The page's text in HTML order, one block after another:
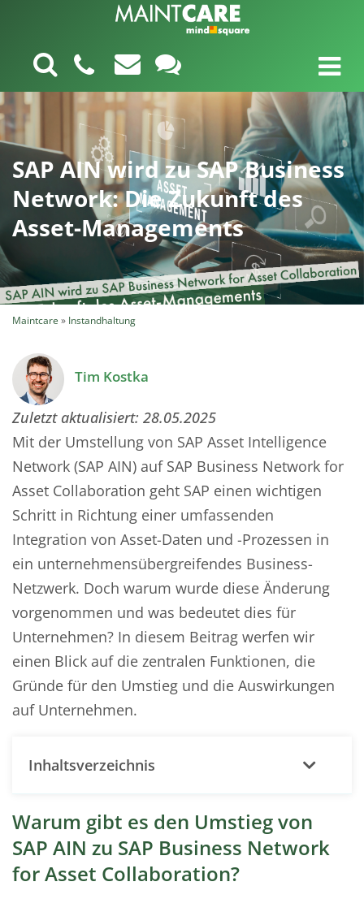
SAP AIN wird zu SAP Business
Network: Die Zukunft des
Asset-Managements
Maintcare » Instandhaltung
Tim Kostka
Zuletzt aktualisiert: 28.05.2025
Mit der Umstellung von SAP Asset Intelligence
Network (SAP AIN) auf SAP Business Network for
Asset Collaboration geht SAP einen wichtigen
Schritt in Richtung einer umfassenden
Integration von Asset-Daten und -Prozessen in
ein unternehmensübergreifendes Business-
Netzwerk. Doch warum wurde diese Änderung
vorgenommen und was bedeutet dies für
Unternehmen? In diesem Beitrag werfen wir
einen Blick auf die zentralen Funktionen, die
Gründe für den Umstieg und die Auswirkungen
auf Unternehmen.
Inhaltsverzeichnis
Warum gibt es den Umstieg von
SAP AIN zu SAP Business Network
for Asset Collaboration?